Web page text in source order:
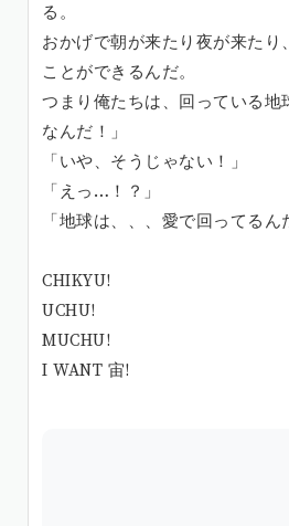
る。
おかげで朝が来たり夜が来たり
ことができるんだ。
つまり俺たちは、回っている地
なんだ！」
「いや、そうじゃない！」
「えっ…！？」
「地球は、、、愛で回ってるん
CHIKYU!
UCHU!
MUCHU!
I WANT 宙!